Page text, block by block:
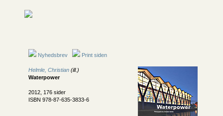
Nyhedsbrev Print siden
Helmle, Christian (ill.)
Waterpower
2012, 176 sider
ISBN 978-87-635-3833-6